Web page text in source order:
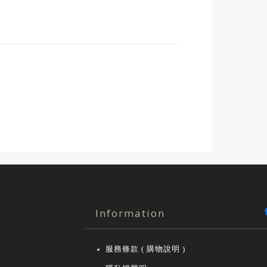
Information
服務條款 ( 購物說明 )